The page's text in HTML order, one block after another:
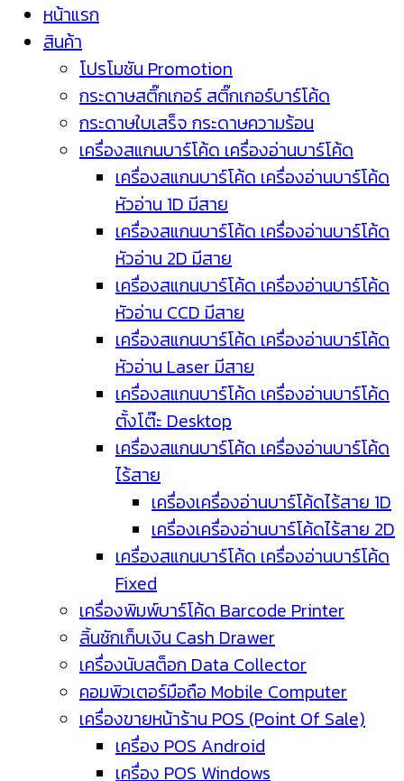
หน้าแรก
สินค้า
โปรโมชัน Promotion
กระดาษสติ๊กเกอร์ สติ๊กเกอร์บาร์โค้ด
กระดาษใบเสร็จ กระดาษความร้อน
เครื่องสแกนบาร์โค้ด เครื่องอ่านบาร์โค้ด
เครื่องสแกนบาร์โค้ด เครื่องอ่านบาร์โค้ด
หัวอ่าน 1D มีสาย
เครื่องสแกนบาร์โค้ด เครื่องอ่านบาร์โค้ด
หัวอ่าน 2D มีสาย
เครื่องสแกนบาร์โค้ด เครื่องอ่านบาร์โค้ด
หัวอ่าน CCD มีสาย
เครื่องสแกนบาร์โค้ด เครื่องอ่านบาร์โค้ด
หัวอ่าน Laser มีสาย
เครื่องสแกนบาร์โค้ด เครื่องอ่านบาร์โค้ด
ตั้งโต๊ะ Desktop
เครื่องสแกนบาร์โค้ด เครื่องอ่านบาร์โค้ด
ไร้สาย
เครื่องเครื่องอ่านบาร์โค้ดไร้สาย 1D
เครื่องเครื่องอ่านบาร์โค้ดไร้สาย 2D
เครื่องสแกนบาร์โค้ด เครื่องอ่านบาร์โค้ด
Fixed
เครื่องพิมพ์บาร์โค้ด Barcode Printer
ลิ้นชักเก็บเงิน Cash Drawer
เครื่องนับสต็อก Data Collector
คอมพิวเตอร์มือถือ Mobile Computer
เครื่องขายหน้าร้าน POS (Point Of Sale)
เครื่อง POS Android
เครื่อง POS Windows